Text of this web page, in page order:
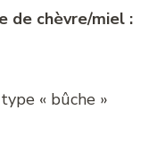
de chèvre/miel :
« bûche »